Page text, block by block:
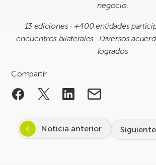
negocio.
13 ediciones · +400 entidades
encuentros bilaterales · Diversos
logrados
Compartir
Noticia anterior